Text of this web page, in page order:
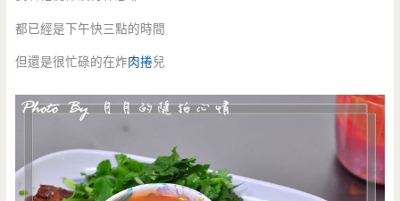
都已經是下午快三點的時間
但還是很忙碌的在炸肉捲兒